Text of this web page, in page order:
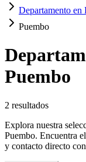
Departamento en
Puembo
Puembo
2 resultados
Explora nuestra
Puembo. Encuentra
y contacto directo